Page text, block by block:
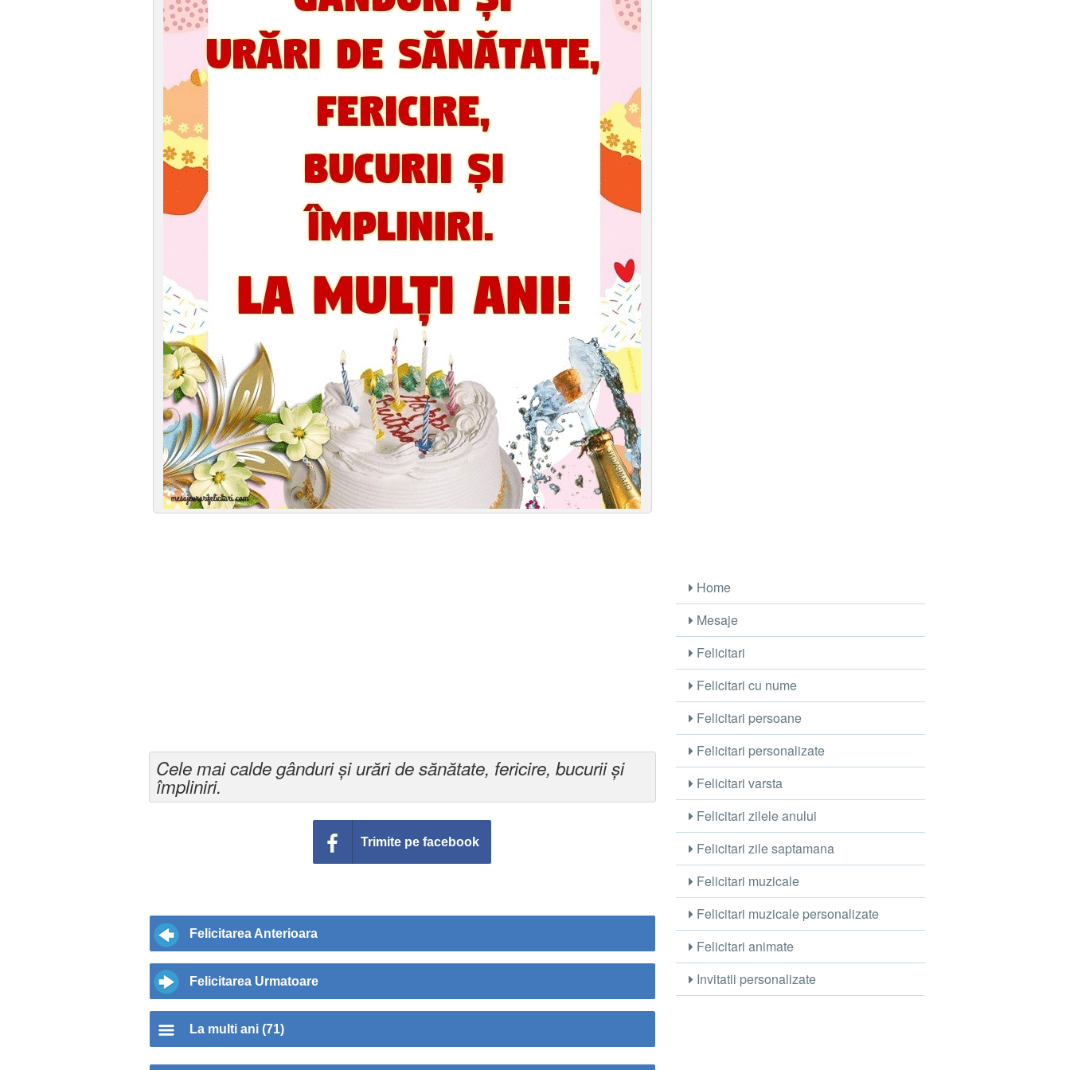
Cele mai calde gânduri și urări de sănătate, fericire, bucurii și
împliniri.
Trimite pe facebook
Felicitarea Anterioara
Felicitarea Urmatoare
La multi ani (71)
Home
Mesaje
Felicitari
Felicitari cu nume
Felicitari persoane
Felicitari personalizate
Felicitari varsta
Felicitari zilele anului
Felicitari zile saptamana
Felicitari muzicale
Felicitari muzicale personalizate
Felicitari animate
Invitatii personalizate